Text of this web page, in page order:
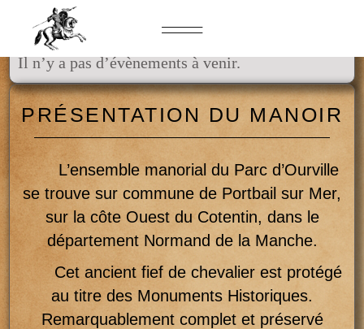
ÉVÉNEMENTS A VENIR
Il n’y a pas d’évènements à venir.
PRÉSENTATION DU MANOIR
L’ensemble manorial du Parc d’Ourville
se trouve sur commune de Portbail sur Mer,
sur la côte Ouest du Cotentin, dans le
département Normand de la Manche.
Cet ancient fief de chevalier est protégé
au titre des Monuments Historiques.
Remarquablement complet et préservé